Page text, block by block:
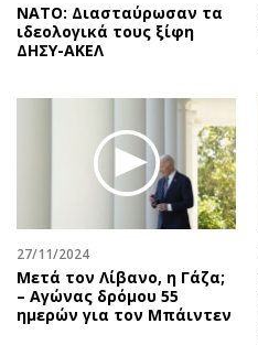
ΝΑΤΟ: Διασταύρωσαν τα
ιδεολογικά τους ξίφη
ΔΗΣΥ-ΑΚΕΛ
27/11/2024
Μετά τον Λίβανο, η Γάζα;
– Αγώνας δρόμου 55
ημερών για τον Μπάιντεν